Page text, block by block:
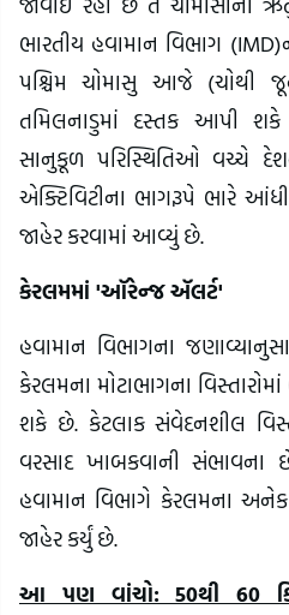
ભારતીય હવામાન વિભાગ
પશ્ચિમ ચોમાસુ આજે (ચોથી
તમિલનાડુમાં દસ્તક આપી
સાનુકૂળ પરિસ્થિતિઓ વચ્ચે
એક્ટિવિટીના ભાગરૂપે ભારે
જાહેર કરવામાં આવ્યું છે.
કેરલમમાં 'ઑરેન્જ ઍલર્ટ'
હવામાન વિભાગના
કેરલમના મોટાભાગના
શકે છે. કેટલાક સંવેદનશીલ
વરસાદ ખાબકવાની સંભાવના
હવામાન વિભાગે કેરલમના
જાહેર કર્યું છે.
આ પણ વાંચો: 50થી 60